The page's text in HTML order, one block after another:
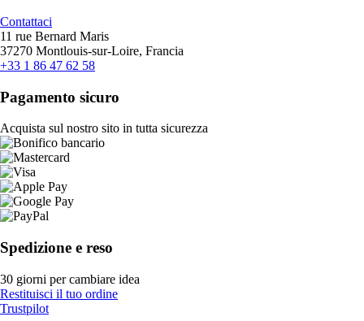
Contattaci
11 rue Bernard Maris
37270 Montlouis-sur-Loire, Francia
+33 1 86 47 62 58
Pagamento sicuro
Acquista sul nostro sito in tutta sicurezza
Spedizione e reso
30 giorni per cambiare idea
Restituisci il tuo ordine
Trustpilot